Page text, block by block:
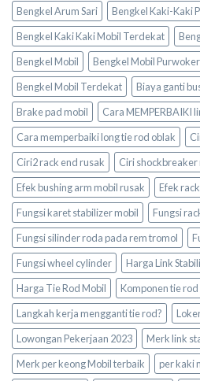
Bengkel Arum Sari
Bengkel Kaki-Kaki
Bengkel Kaki Kaki Mobil Terdekat
Bengkel Mobil
Bengkel Mobil
Bengkel Mobil Terdekat
Biaya ganti
Brake pad mobil
Cara MEMPERBAIKI
Cara memperbaiki long tie rod oblak
Ciri2 rack end rusak
Ciri shockbreaker
Efek bushing arm mobil rusak
Efek
Fungsi karet stabilizer mobil
Fungsi
Fungsi silinder roda pada rem tromol
Fungsi wheel cylinder
Harga Link
Harga Tie Rod Mobil
Komponen tie rod
Langkah kerja mengganti tie rod?
Lowongan Pekerjaan 2023
Merk link
Merk per keong Mobil terbaik
per kaki